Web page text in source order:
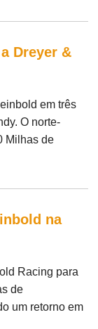
Dreyer &
em três
O norte-
Milhas de
na
Racing para
de
um retorno em